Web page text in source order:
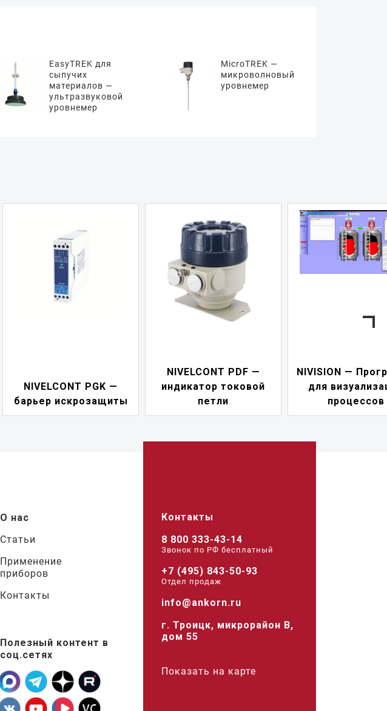
EasyTREK для
сыпучих
материалов —
ультразвуковой
уровнемер
MicroTREK —
микроволновый
уровнемер
индикатор токовой
петли
NIVISION — Программа
для визуализации
процессов
NIPOWER —
питания
О нас
Статьи
Применение
приборов
Контакты
Полезный контент в
соц.сетях
Контакты
8 800 333-43-14
Звонок по РФ беcплатный
+7 (495) 843-50-93
Отдел продаж
info@ankorn.ru
г. Троицк, микрорайон В,
дом 55
Показать на карте